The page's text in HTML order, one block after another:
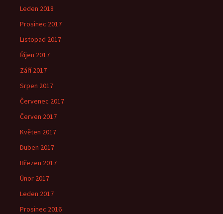
Leden 2018
Prosinec 2017
Listopad 2017
Říjen 2017
Září 2017
Srpen 2017
Červenec 2017
Červen 2017
Květen 2017
Duben 2017
Březen 2017
Únor 2017
Leden 2017
Prosinec 2016